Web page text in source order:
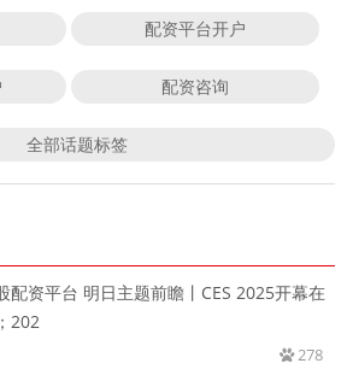
配资平台开户
配资咨询
全部话题标签
配资平台 明日主题前瞻丨CES 2025开幕在
202
278